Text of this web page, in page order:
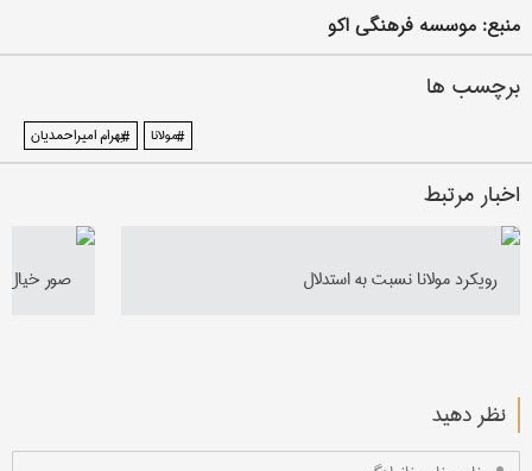
منبع: موسسه فرهنگی اکو
برچسب ها
#مولانا #بهرام امیراحمدیان
اخبار مرتبط
رویکرد مولانا نسبت به استدلال صور خیال
نظر دهید